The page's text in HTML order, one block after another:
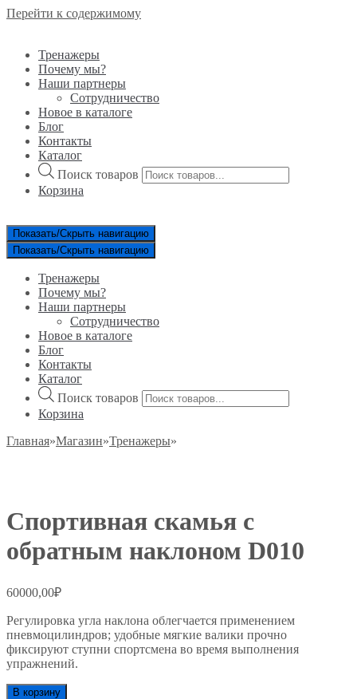
Перейти к содержимому
Тренажеры
Почему мы?
Наши партнеры
Сотрудничество
Новое в каталоге
Блог
Контакты
Каталог
Поиск товаров
Корзина
Показать/Скрыть навигацию
Показать/Скрыть навигацию
Тренажеры
Почему мы?
Наши партнеры
Сотрудничество
Новое в каталоге
Блог
Контакты
Каталог
Поиск товаров
Корзина
Главная»Магазин»Тренажеры»
Спортивная скамья с
обратным наклоном D010
60000,00₽
Регулировка угла наклона облегчается применением
пневмоцилиндров; удобные мягкие валики прочно
фиксируют ступни спортсмена во время выполнения
упражнений.
В корзину